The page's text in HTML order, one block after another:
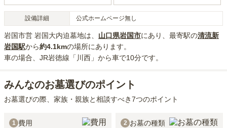
設備詳細 公式ホームページ無し
岩国市営 岩国大内迫墓地は、 山口県岩国市にあり 、最寄駅の清流新
岩国駅から約4.1kmの場所にあり ます。
車の場合、JR岩徳線「川西」から車で10分です。
みんなのお墓選びのポイント
お墓選びの際、家族・親族と相談すべき7つのポイント
1 費用 2 お墓の種類